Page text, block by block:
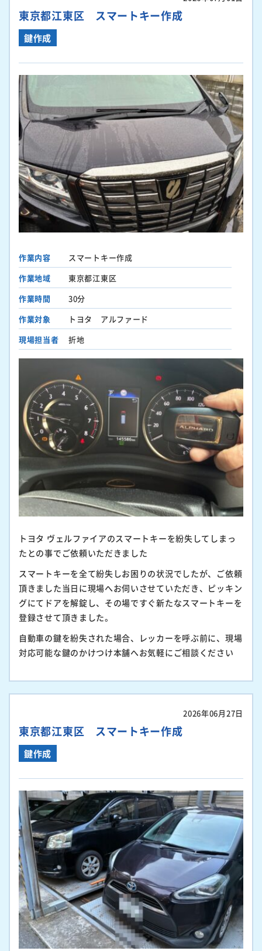
東京都江東区 スマートキー作成
鍵作成
作業内容
スマートキー作成
作業地域
東京都江東区
作業時間
30分
作業対象
トヨタ アルファード
現場担当者
折地
トヨタ ヴェルファイアのスマートキーを紛失してしまっ
たとの事でご依頼いただきました
スマートキーを全て紛失しお困りの状況でしたが、ご依頼
頂きました当日に現場へお伺いさせていただき、ピッキン
グにてドアを解錠し、その場ですぐ新たなスマートキーを
登録させて頂きました。
自動車の鍵を紛失された場合、レッカーを呼ぶ前に、現場
対応可能な鍵のかけつけ本舗へお気軽にご相談ください
2026年06月27日
東京都江東区 スマートキー作成
鍵作成